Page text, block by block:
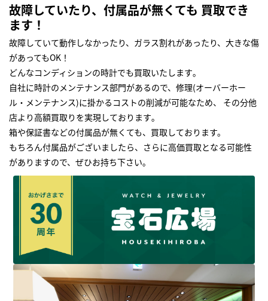
故障していたり、付属品が無くても 買取でき
ます！
故障していて動作しなかったり、ガラス割れがあったり、大きな傷
があってもOK！
どんなコンディションの時計でも買取いたします｡
自社に時計のメンテナンス部門があるので、修理(オーバーホー
ル・メンテナンス)に掛かるコストの削減が可能なため、 その分他
店より高額買取りを実現しております｡
箱や保証書などの付属品が無くても、買取しております。
もちろん付属品がございましたら、さらに高価買取となる可能性
がありますので、ぜひお持ち下さい｡